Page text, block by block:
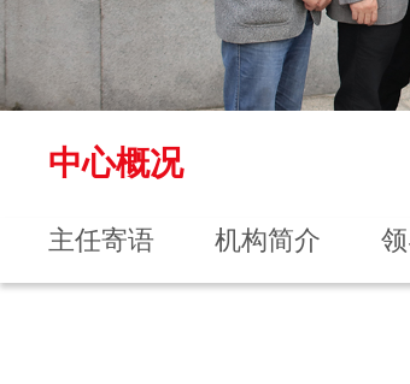
中心概况
主任寄语 机构简介